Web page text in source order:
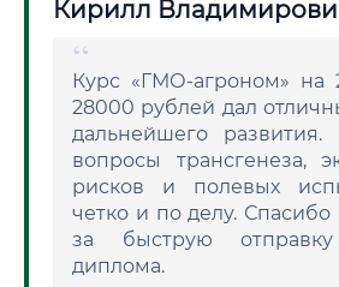
Кирилл
Курс «ГМО-агроном» на
28000 рублей дал
дальнейшего развития.
вопросы трансгенеза,
рисков и полевых
четко и по делу.
за быструю отправку
диплома.